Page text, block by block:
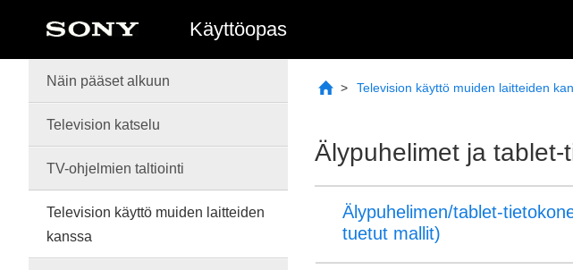
Käyttöopas
Television käyttö muiden laitteiden
Älypuhelimet ja tablet-
Älypuhelimen/tablet-
tuetut mallit)
Näin pääset alkuun
Television katselu
TV-ohjelmien taltiointi
Television käyttö muiden laitteiden
kanssa